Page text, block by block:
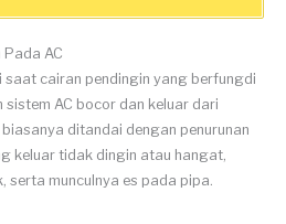
AC
cairan pendingin yang berfungdi
sistem AC bocor dan keluar dari
ditandai dengan penurunan
keluar tidak dingin atau hangat,
serta munculnya es pada pipa.